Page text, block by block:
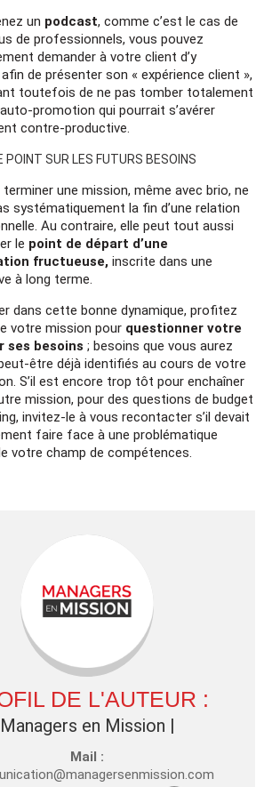
un podcast, comme c’est le cas de
de professionnels, vous pouvez
demander à votre client d’y
de présenter son « expérience client »,
toutefois de ne pas tomber totalement
promotion qui pourrait s’avérer
contre-productive.
POINT SUR LES FUTURS BESOINS
une mission, même avec brio, ne
systématiquement la fin d’une relation
Au contraire, elle peut tout aussi
le point de départ d’une
fructueuse, inscrite dans une
à long terme.
dans cette bonne dynamique, profitez
votre mission pour questionner votre
ses besoins ; besoins que vous aurez
être déjà identifiés au cours de votre
S’il est encore trop tôt pour enchaîner
mission, pour des questions de budget
invitez-le à vous recontacter s’il devait
faire face à une problématique
votre champ de compétences.
DE L'AUTEUR :
Managers en Mission |
Mail :